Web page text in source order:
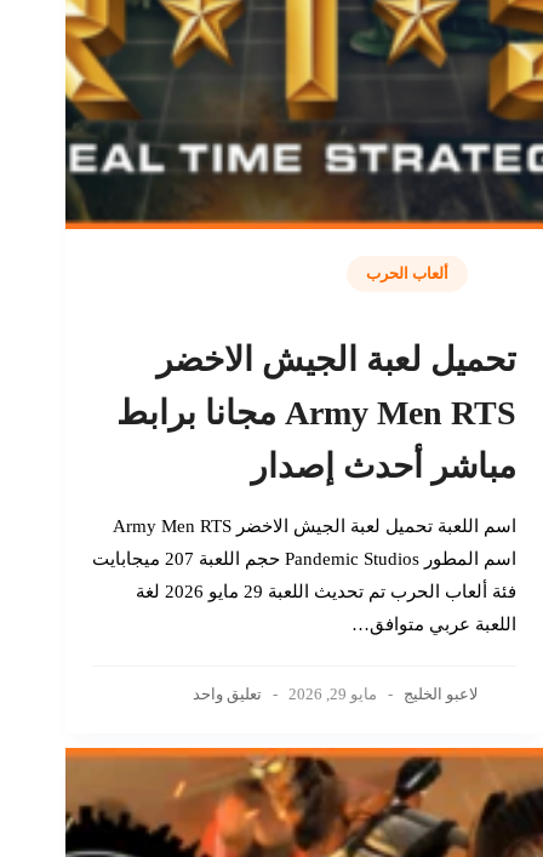
ألعاب الحرب
تحميل لعبة الجيش الاخضر
Army Men RTS مجانا برابط
مباشر أحدث إصدار
اسم اللعبة تحميل لعبة الجيش الاخضر Army Men RTS
اسم المطور Pandemic Studios حجم اللعبة 207 ميجابايت
فئة ألعاب الحرب تم تحديث اللعبة 29 مايو 2026 لغة
اللعبة عربي متوافق…
لاعبو الخليج مايو 29, 2026 تعليق واحد